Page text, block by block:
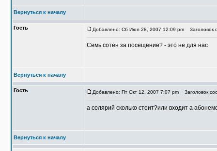
Вернуться к началу
Гость Добавлено: Сб Июл 28, 2007 12:09 pm Заголовок
Семь сотен за посещение? - это не для нас
Вернуться к началу
Гость Добавлено: Пт Окт 12, 2007 7:07 pm Заголовок
а солярий сколько стоит?или входит а
Вернуться к началу